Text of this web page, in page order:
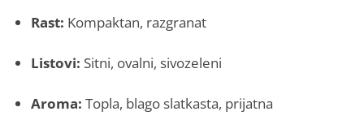
Rast: Kompaktan, razgranat
Listovi: Sitni, ovalni, sivozeleni
Aroma: Topla, blago slatkasta, prijatna